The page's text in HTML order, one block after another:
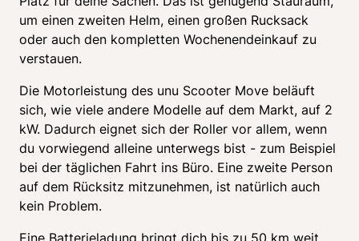
um einen zweiten Helm, einen großen Rucksack
oder auch den kompletten Wochenendeinkauf zu
verstauen.
Die Motorleistung des unu Scooter Move beläuft
sich, wie viele andere Modelle auf dem Markt, auf 2
kW. Dadurch eignet sich der Roller vor allem, wenn
du vorwiegend alleine unterwegs bist - zum Beispiel
bei der täglichen Fahrt ins Büro. Eine zweite Person
auf dem Rücksitz mitzunehmen, ist natürlich auch
kein Problem.
Eine Batterieladung bringt dich bis zu 50 km weit.